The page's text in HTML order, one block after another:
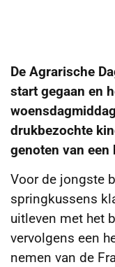
De Agrarische
start gegaan en
drukbezochte
genoten van
Voor de jongste
springkussens
uitleven met het
vervolgens een
nemen van de